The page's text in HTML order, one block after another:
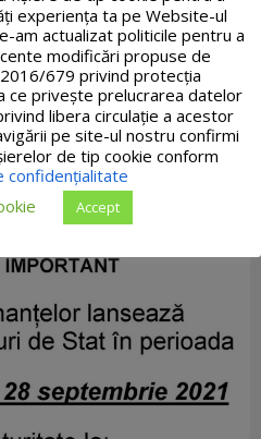
experiența ta pe Website-ul
am actualizat politicile pentru a
modificări propuse de
679 privind protecția
ce privește prelucrarea datelor
libera circulație a acestor
pe site-ul nostru confirmi
de tip cookie conform
confidențialitate
Accept